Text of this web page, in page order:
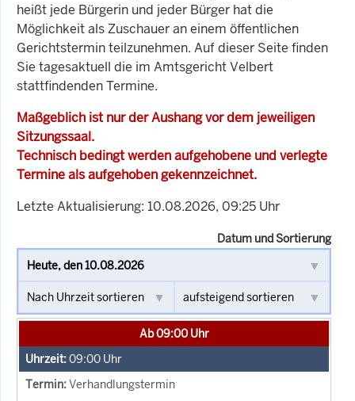
heißt jede Bürgerin und jeder Bürger hat die
Möglichkeit als Zuschauer an einem öffentlichen
Gerichtstermin teilzunehmen. Auf dieser Seite finden
Sie tagesaktuell die im Amtsgericht Velbert
stattfindenden Termine.
Maßgeblich ist nur der Aushang vor dem jeweiligen
Sitzungssaal.
Technisch bedingt werden aufgehobene und verlegte
Termine als aufgehoben gekennzeichnet.
Letzte Aktualisierung: 10.08.2026, 09:25 Uhr
Datum und Sortierung
Ab 09:00 Uhr
09:00 Uhr
Verhandlungstermin